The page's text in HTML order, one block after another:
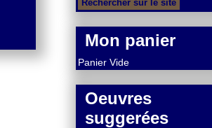
Mon panier
Panier Vide
Oeuvres
suggerées